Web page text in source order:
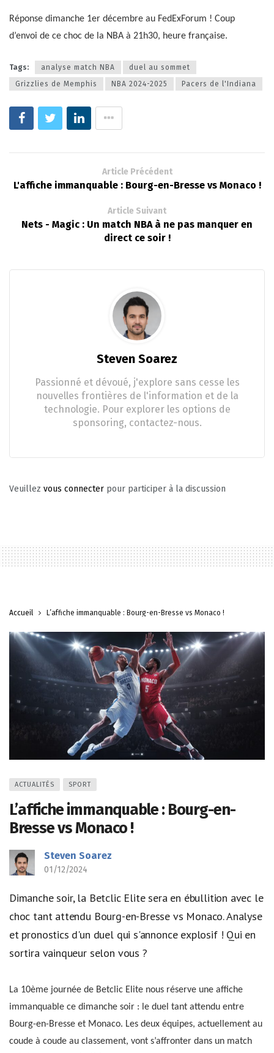
Réponse dimanche 1er décembre au FedExForum ! Coup
d’envoi de ce choc de la NBA à 21h30, heure française.
Tags: analyse match NBA
duel au sommet
Grizzlies de Memphis
NBA 2024-2025 Pacers de l'Indiana
Article Précédent
L'affiche immanquable : Bourg-en-Bresse vs Monaco !
Article Suivant
Nets - Magic : Un match NBA à ne pas manquer en
direct ce soir !
Steven Soarez
Passionné et dévoué, j'explore sans cesse les
nouvelles frontières de l'information et de la
technologie. Pour explorer les options de
sponsoring, contactez-nous.
Veuillez vous connecter pour participer à la discussion
Accueil L’affiche immanquable : Bourg-en-Bresse vs Monaco !
ACTUALITÉS SPORT
L’affiche immanquable : Bourg-en-
Bresse vs Monaco !
Steven Soarez
01/12/2024
Dimanche soir, la Betclic Elite sera en ébullition avec le
choc tant attendu Bourg-en-Bresse vs Monaco. Analyse
et pronostics d'un duel qui s'annonce explosif ! Qui en
sortira vainqueur selon vous ?
La 10ème journée de Betclic Elite nous réserve une affiche
immanquable ce dimanche soir : le duel tant attendu entre
Bourg-en-Bresse et Monaco. Les deux équipes, actuellement au
coude à coude au classement, vont s’affronter dans un match